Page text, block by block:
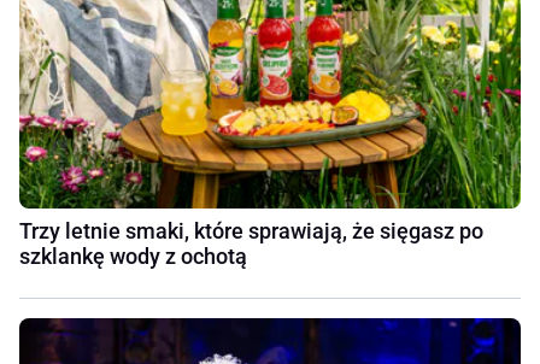
Trzy letnie smaki, które sprawiają, że sięgasz po
szklankę wody z ochotą